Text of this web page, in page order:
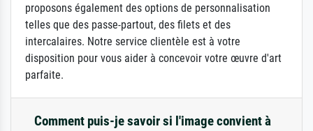
proposons également des options de personnalisation
telles que des passe-partout, des filets et des
intercalaires. Notre service clientèle est à votre
disposition pour vous aider à concevoir votre œuvre d'art
parfaite.
Comment puis-je savoir si l'image convient à